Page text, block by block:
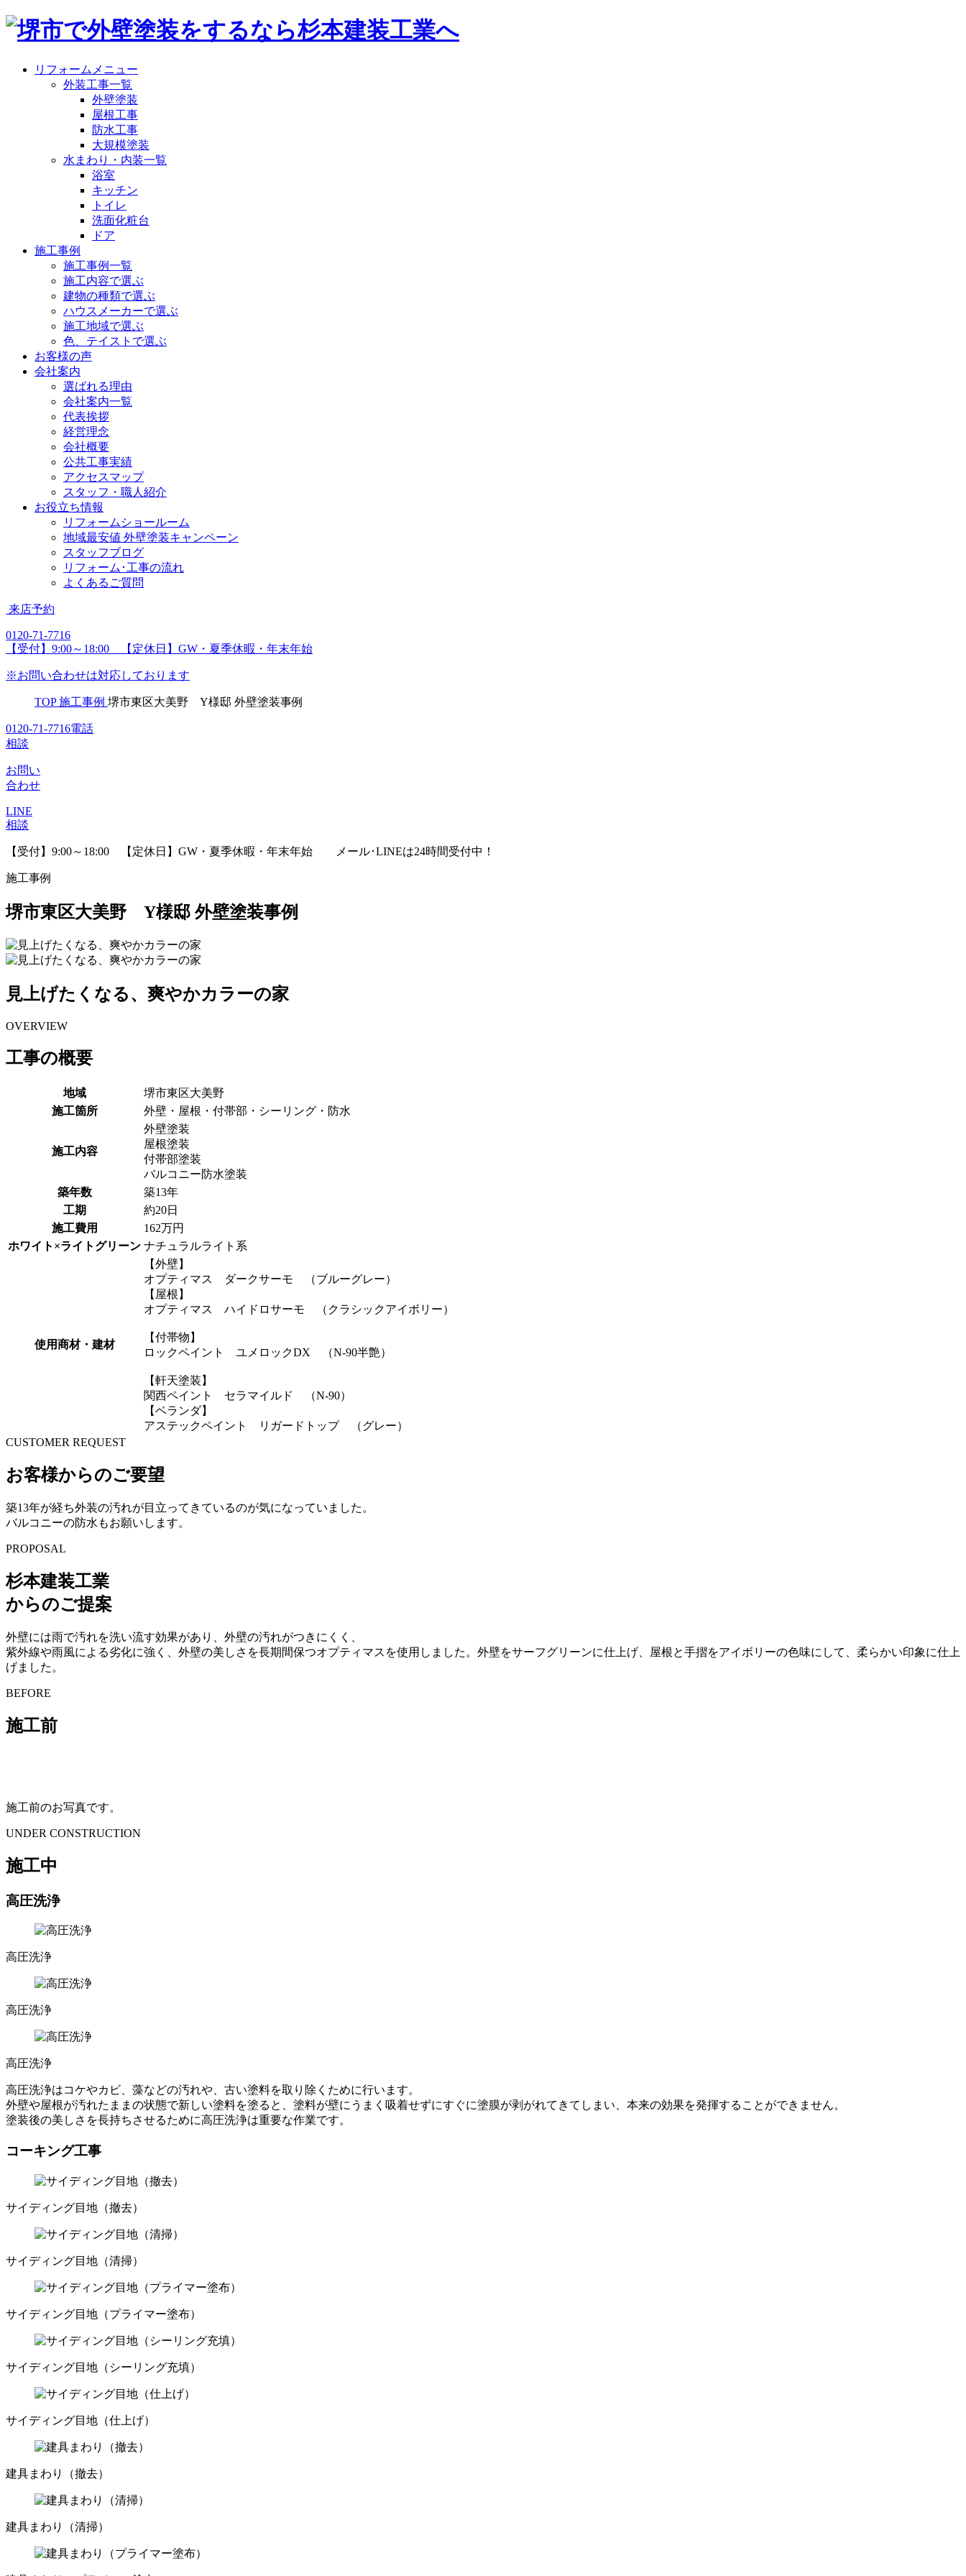
リフォームメニュー
外装工事一覧
外壁塗装
屋根工事
防水工事
大規模塗装
水まわり・内装一覧
浴室
キッチン
トイレ
洗面化粧台
ドア
施工事例
施工事例一覧
施工内容で選ぶ
建物の種類で選ぶ
ハウスメーカーで選ぶ
施工地域で選ぶ
色、テイストで選ぶ
お客様の声
会社案内
選ばれる理由
会社案内一覧
代表挨拶
経営理念
会社概要
公共工事実績
アクセスマップ
スタッフ・職人紹介
お役立ち情報
リフォームショールーム
地域最安値 外壁塗装キャンペーン
スタッフブログ
リフォーム･工事の流れ
よくあるご質問
来店予約
0120-71-7716
【受付】9:00～18:00 【定休日】GW・夏季休暇・年末年始
※お問い合わせは対応しております
TOP 施工事例 堺市東区大美野 Y様邸 外壁塗装事例
0120-71-7716電話
相談
お問い
合わせ
LINE
相談
【受付】9:00～18:00 【定休日】GW・夏季休暇・年末年始 メール･LINEは24時間受付中！
施工事例
堺市東区大美野 Y様邸 外壁塗装事例
見上げたくなる、爽やかカラーの家
OVERVIEW
工事の概要
地域
堺市東区大美野
施工箇所
外壁・屋根・付帯部・シーリング・防水
施工内容
外壁塗装
屋根塗装
付帯部塗装
バルコニー防水塗装
築年数
築13年
工期
約20日
施工費用
162万円
ホワイト×ライトグリーン ナチュラルライト系
使用商材・建材
【外壁】
オプティマス ダークサーモ （ブルーグレー）
【屋根】
オプティマス ハイドロサーモ （クラシックアイボリー）
【付帯物】
ロックペイント ユメロックDX （N-90半艶）
【軒天塗装】
関西ペイント セラマイルド （N-90）
【ベランダ】
アステックペイント リガードトップ （グレー）
CUSTOMER REQUEST
お客様からのご要望
築13年が経ち外装の汚れが目立ってきているのが気になっていました。
バルコニーの防水もお願いします。
PROPOSAL
杉本建装工業
からのご提案
外壁には雨で汚れを洗い流す効果があり、外壁の汚れがつきにくく、
紫外線や雨風による劣化に強く、外壁の美しさを長期間保つオプティマスを使用しました。 外壁をサーフグリーンに仕上げ、屋根と手摺をアイボリーの色味にして、柔らかい印象に仕上
げました。
BEFORE
施工前
施工前のお写真です。
UNDER CONSTRUCTION
施工中
高圧洗浄
高圧洗浄
高圧洗浄
高圧洗浄
高圧洗浄はコケやカビ、藻などの汚れや、古い塗料を取り除くために行います。
外壁や屋根が汚れたままの状態で新しい塗料を塗ると、塗料が壁にうまく吸着せずにすぐに塗膜が剥がれてきてしまい、本来の効果を発揮することができません。
塗装後の美しさを長持ちさせるために高圧洗浄は重要な作業です。
コーキング工事
サイディング目地（撤去）
サイディング目地（清掃）
サイディング目地（プライマー塗布）
サイディング目地（シーリング充填）
サイディング目地（仕上げ）
建具まわり（撤去）
建具まわり（清掃）